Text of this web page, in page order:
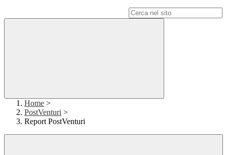
Home >
PostVenturi >
Report PostVenturi